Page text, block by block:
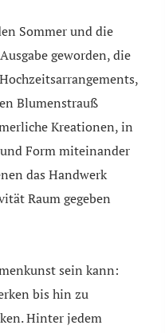
Sommer und die
geworden, die
Blumenstrauß
Kreationen, in
Form miteinander
das Handwerk
Raum gegeben
sein kann:
bis hin zu
Hinter jedem